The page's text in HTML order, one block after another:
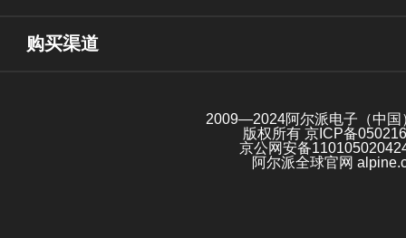
购买渠道
2009—2024阿尔派电子（中国
版权所有 京ICP备
京公网安备
阿尔派全球官网